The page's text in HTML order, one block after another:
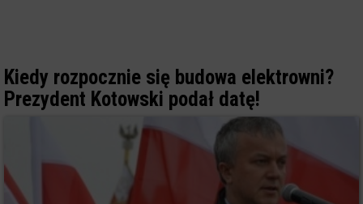
Kiedy rozpocznie się budowa elektrowni?
Prezydent Kotowski podał datę!